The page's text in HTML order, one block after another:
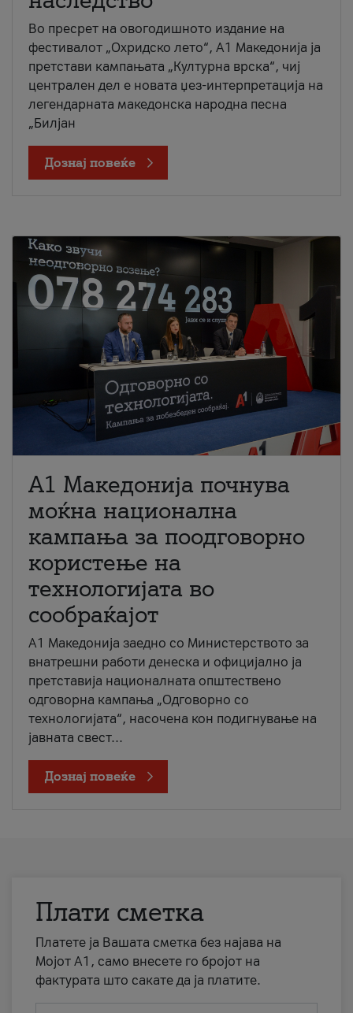
Во пресрет на овогодишното издание на
фестивалот „Охридско лето“, А1 Македонија ја
претстави кампањата „Културна врска“, чиј
централен дел е новата џез-интерпретација на
легендарната македонска народна песна
„Билјан
Дознај повеќе
A1 Македонија почнува
моќна национална
кампања за поодговорно
користење на
технологијата во
сообраќајот
A1 Македонија заедно со Министерството за
внатрешни работи денеска и официјално ја
претставија националната општествено
одговорна кампања „Одговорно со
технологијата“, насочена кон подигнување на
јавната свест...
Дознај повеќе
Плати сметка
Платете ја Вашата сметка без најава на
Мојот А1, само внесете го бројот на
фактурата што сакате да ја платите.